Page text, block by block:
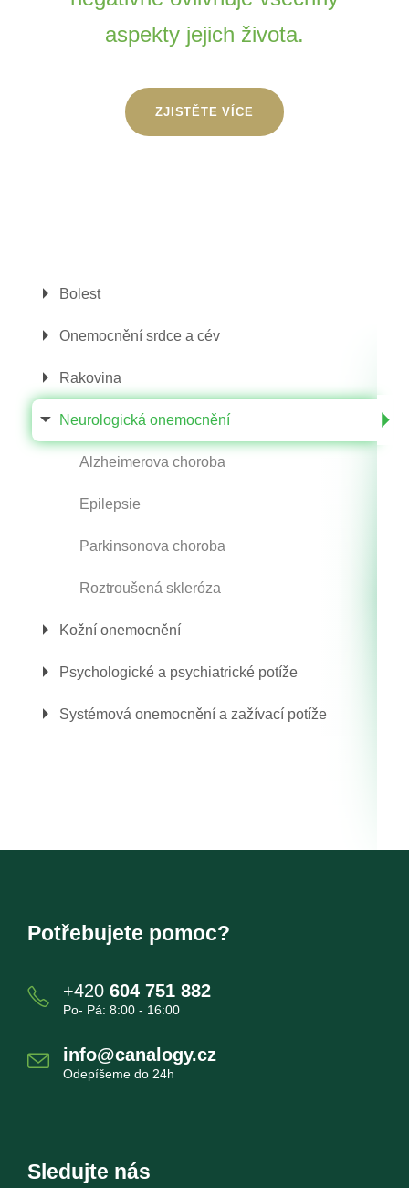
aspekty jejich života.
ZJISTĚTE VÍCE
Bolest
Onemocnění srdce a cév
Rakovina
Neurologická onemocnění
Alzheimerova choroba
Epilepsie
Parkinsonova choroba
Roztroušená skleróza
Kožní onemocnění
Psychologické a psychiatrické potíže
Systémová onemocnění a zažívací potíže
Potřebujete pomoc?
+420 604 751 882
Po- Pá: 8:00 - 16:00
info@canalogy.cz
Odepíšeme do 24h
Sledujte nás